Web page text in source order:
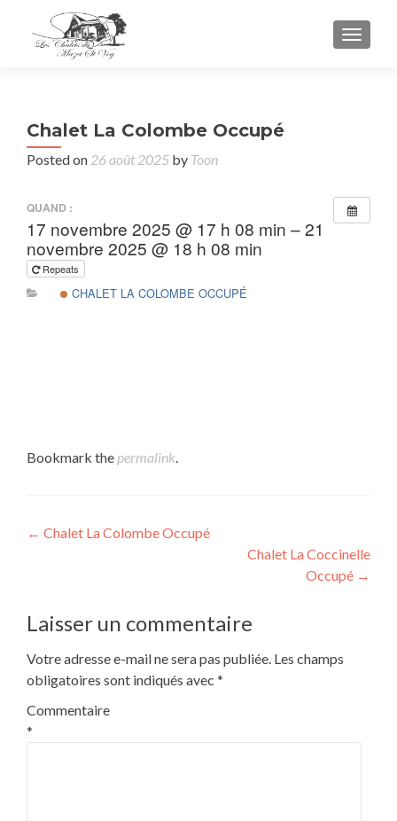
Chalet La Colombe Occupé
Posted on 26 août 2025 by Toon
QUAND :
17 novembre 2025 @ 17 h 08 min – 21
novembre 2025 @ 18 h 08 min
Repeats
CHALET LA COLOMBE OCCUPÉ
Bookmark the permalink.
Post
← Chalet La Colombe Occupé
Chalet La Coccinelle
Occupé →
Laisser un commentaire
Votre adresse e-mail ne sera pas publiée. Les champs
obligatoires sont indiqués avec *
Commentaire
*